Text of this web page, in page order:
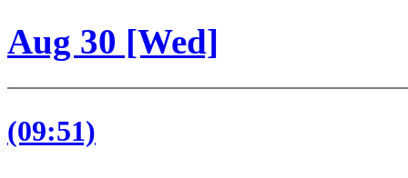
Aug 30 [Wed]
(09:51)